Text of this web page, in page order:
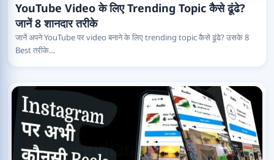
YouTube Video के लिए Trending Topic कैसे ढूंढे?
जानें 8 शानदार तरीके
जानें अपने YouTube पर video बनाने के लिए trending topic कैसे ढूंढे? उसके 8
Best तरीके…